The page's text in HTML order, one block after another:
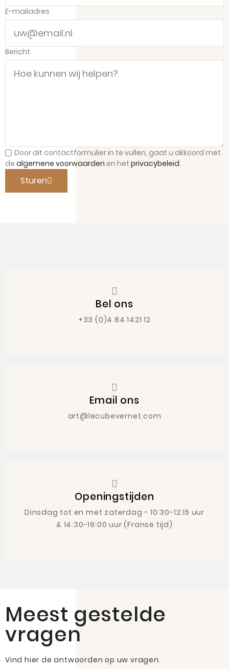
E-mailadres
Bericht
Door dit contactformulier in te vullen, gaat u akkoord met
de algemene voorwaarden en het privacybeleid.
Sturen
Bel ons
+33 (0)4 84 1421 12
Email ons
art@lecubevernet.com
Openingstijden
Dinsdag tot en met zaterdag - 10:30-12:15 uur
& 14:30-19:00 uur (Franse tijd)
Meest gestelde
vragen
Vind hier de antwoorden op uw vragen.